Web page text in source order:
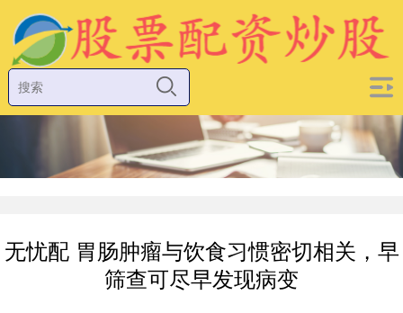
无忧配 胃肠肿瘤与饮食习惯密切相关，早
筛查可尽早发现病变